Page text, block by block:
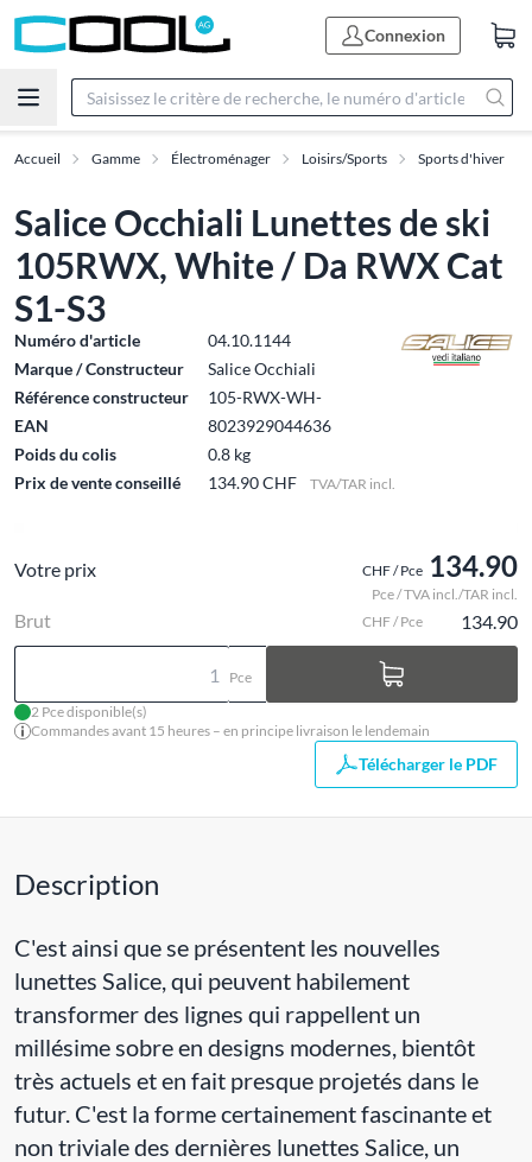
Connexion
Accueil Gamme Électroménager Loisirs/Sports Sports d'hiver
Salice Occhiali Lunettes de ski
105RWX, White / Da RWX Cat
S1-S3
Numéro d'article
04.10.1144
Marque / Constructeur
Salice Occhiali
Référence constructeur
105-RWX-WH-
EAN
8023929044636
Poids du colis
0.8 kg
Prix de vente conseillé
134.90 CHF TVA/TAR incl.
Votre prix CHF / Pce 134.90
Pce / TVA incl./TAR incl.
Brut CHF / Pce 134.90
Pce
2 Pce disponible(s)
Commandes avant 15 heures – en principe livraison le lendemain
Télécharger le PDF
Description
C'est ainsi que se présentent les nouvelles
lunettes Salice, qui peuvent habilement
transformer des lignes qui rappellent un
millésime sobre en designs modernes, bientôt
très actuels et en fait presque projetés dans le
futur. C'est la forme certainement fascinante et
non triviale des dernières lunettes Salice, un